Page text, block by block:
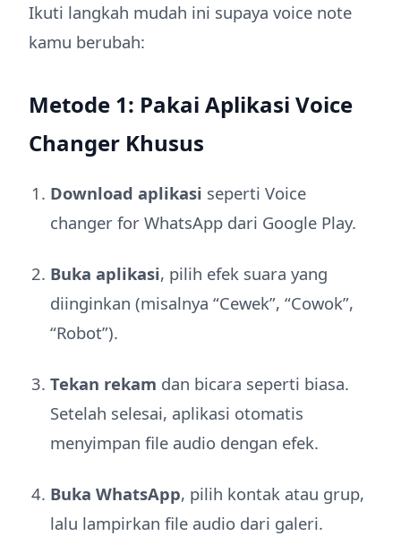
Ikuti langkah mudah ini supaya voice note
kamu berubah:
Metode 1: Pakai Aplikasi Voice
Changer Khusus
Download aplikasi seperti Voice
changer for WhatsApp dari Google Play.
Buka aplikasi, pilih efek suara yang
diinginkan (misalnya “Cewek”, “Cowok”,
“Robot”).
Tekan rekam dan bicara seperti biasa.
Setelah selesai, aplikasi otomatis
menyimpan file audio dengan efek.
Buka WhatsApp, pilih kontak atau grup,
lalu lampirkan file audio dari galeri.